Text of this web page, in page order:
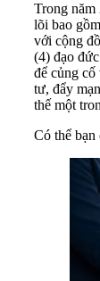
Trong năm
lõi bao
với cộng
(4) đạo
để củng cố
tư, đẩy
thế một
Có thể bạn